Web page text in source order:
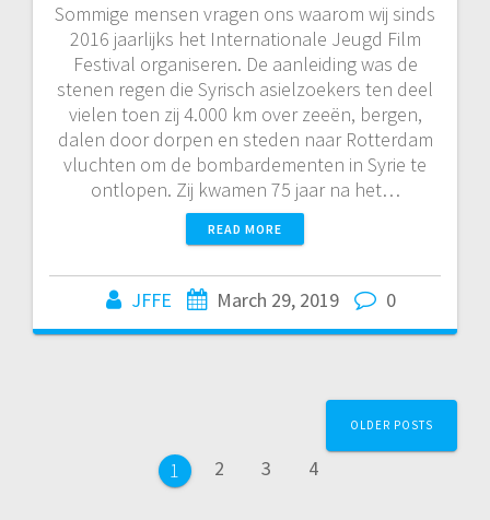
Sommige mensen vragen ons waarom wij sinds
2016 jaarlijks het Internationale Jeugd Film
Festival organiseren. De aanleiding was de
stenen regen die Syrisch asielzoekers ten deel
vielen toen zij 4.000 km over zeeën, bergen,
dalen door dorpen en steden naar Rotterdam
vluchten om de bombardementen in Syrie te
ontlopen. Zij kwamen 75 jaar na het…
READ MORE
JFFE March 29, 2019 0
navigation
Page
1 Page
2 Page
3 Page
4
OLDER POSTS